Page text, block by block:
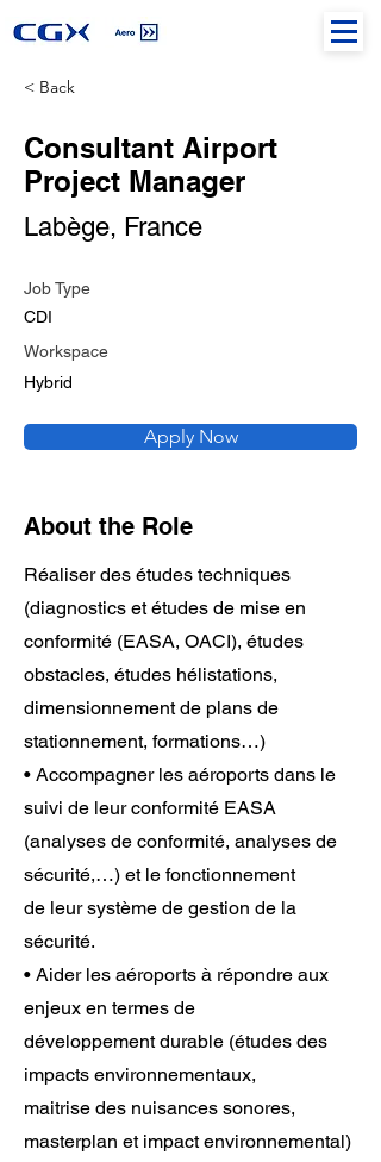
< Back
Consultant Airport
Project Manager
Labège, France
Job Type
CDI
Workspace
Hybrid
Apply Now
About the Role
Réaliser des études techniques
(diagnostics et études de mise en
conformité (EASA, OACI), études
obstacles, études hélistations,
dimensionnement de plans de
stationnement, formations…)
• Accompagner les aéroports dans le
suivi de leur conformité EASA
(analyses de conformité, analyses de
sécurité,…) et le fonctionnement
de leur système de gestion de la
sécurité.
• Aider les aéroports à répondre aux
enjeux en termes de
développement durable (études des
impacts environnementaux,
maitrise des nuisances sonores,
masterplan et impact environnemental)